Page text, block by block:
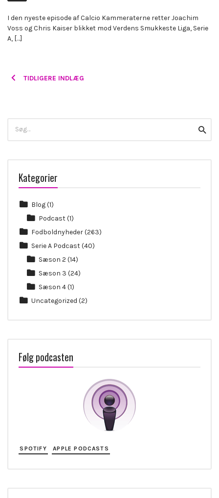
I den nyeste episode af Calcio Kammeraterne retter Joachim
Voss og Chris Kaiser blikket mod Verdens Smukkeste Liga, Serie
A, […]
PostsTIDLIGERE INDLÆG
for:
Kategorier
Blog(1)
Podcast(1)
Fodboldnyheder(263)
Serie A Podcast(40)
Sæson 2 (14)
Sæson 3 (24)
Sæson 4(1)
Uncategorized (2)
Følg podcasten
SPOTIFY APPLE PODCASTS